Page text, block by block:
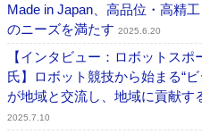
Made in Japan、高品位・高精
のニーズを満たす 2025.6.20
【インタビュー：ロボットス
氏】ロボット競技から始まる“
が地域と交流し、地域に貢献
2025.7.10